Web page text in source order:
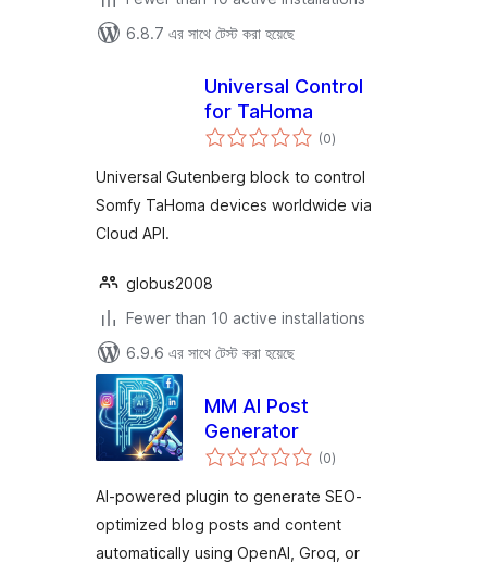
6.8.7 এর সাথে টেস্ট করা হয়েছে
Universal Control
for TaHoma
(0total
ratings
)
Universal Gutenberg block to control
Somfy TaHoma devices worldwide via
Cloud API.
globus2008
Fewer than 10 active installations
6.9.6 এর সাথে টেস্ট করা হয়েছে
MM AI Post
Generator
(0total
ratings
)
AI-powered plugin to generate SEO-
optimized blog posts and content
automatically using OpenAI, Groq, or